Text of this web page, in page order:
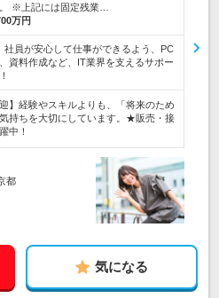
※上記には固定残業…
万円
社員が安心して仕事ができるよう、PC
資料作成など、IT業界を支えるサポー
】経験やスキルよりも、「将来のため
持ちを大切にしています。★販売・接
中！
都
気になる